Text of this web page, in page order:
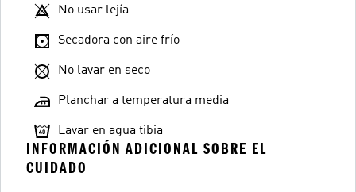
No usar lejía
Secadora con aire frío
No lavar en seco
Planchar a temperatura media
Lavar en agua tibia
INFORMACIÓN ADICIONAL SOBRE EL
CUIDADO